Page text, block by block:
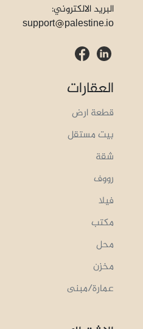
البريد الالكتروني:
support
palestine.io
العقارات
قطعة ارض
بيت مستقل
شقة
رووف
فيلا
مكتب
محل
مخزن
عمارة/مبنى